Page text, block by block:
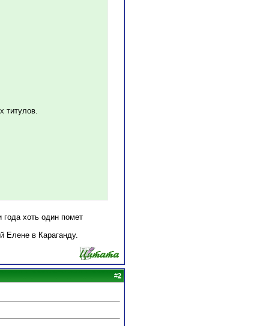
титулов.
хоть один помет
Елене в Караганду.
#2